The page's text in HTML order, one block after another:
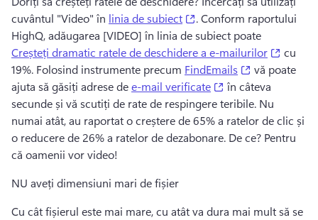
cuvântul "Video" în linia de subiect (opens in a new tab)
. Conform raportului
HighQ, adăugarea [VIDEO] în linia de subiect poate
Creșteți dramatic ratele de deschidere a e-mailurilor
cu
19%. Folosind instrumente precum FindEmails (opens in a
vă poate
ajuta să găsiți adrese de e-mail verificate (opens in a new
în câteva
secunde și vă scutiți de rate de respingere teribile. Nu
numai atât, au raportat o creștere de 65% a ratelor de clic și
o reducere de 26% a ratelor de dezabonare. De ce? Pentru
că oamenii vor video!
NU aveți dimensiuni mari de fișier
Cu cât fișierul este mai mare, cu atât va dura mai mult să se